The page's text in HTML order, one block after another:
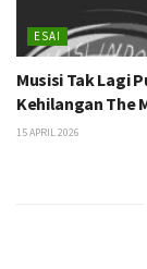
ESAI
Musisi Tak Lagi
Kehilangan The
15 APRIL 2026